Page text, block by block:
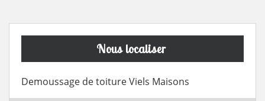
Nous localiser
Demoussage de toiture Viels Maisons